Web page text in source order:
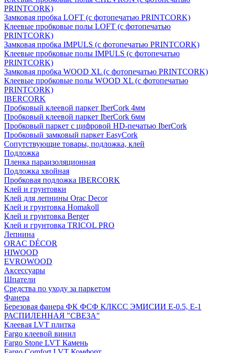
PRINTCORK)
Замковая пробка LOFT (с фотопечатью PRINTCORK)
Клеевые пробковые полы LOFT (с фотопечатью
PRINTCORK)
Замковая пробка IMPULS (с фотопечатью PRINTCORK)
Клеевые пробковые полы IMPULS (с фотопечатью
PRINTCORK)
Замковая пробка WOOD XL (с фотопечатью PRINTCORK)
Клеевые пробковые полы WOOD XL (с фотопечатью
PRINTCORK)
IBERCORK
Пробковый клеевой паркет IberCork 4мм
Пробковый клеевой паркет IberCork 6мм
Пробковый паркет с цифровой HD-печатью IberCork
Пробковый замковый паркет EasyCork
Сопутствующие товары, подложка, клей
Подложка
Пленка параизоляционная
Подложка хвойная
Пробковая подложка IBERCORK
Клей и грунтовки
Клей для лепнины Orac Decor
Клей и грунтовка Homakoll
Клей и грунтовка Berger
Клей и грунтовка TRICOL PRO
Лепнина
ORAC DÉCOR
HIWOOD
EVROWOOD
Аксессуары
Шпатели
Средства по уходу за паркетом
Фанера
Березовая фанера ФК ФСФ КЛКСС ЭМИСИИ Е-0.5, Е-1
РАСПИЛЕННАЯ "СВЕЗА"
Клеевая LVT плитка
Fargo клеевой винил
Fargo Stone LVT Камень